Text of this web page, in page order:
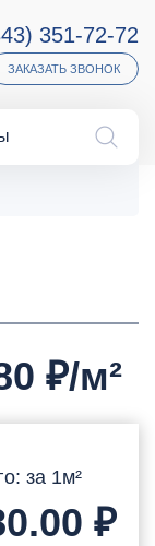
351-72-72
ЗАКАЗАТЬ ЗВОНОК
₽/м²
за 1м²
₽